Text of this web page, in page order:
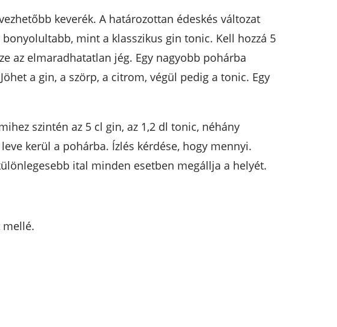
keverék. A határozottan édeskés változat
mint a klasszikus gin tonic. Kell hozzá 5
az elmaradhatatlan jég. Egy nagyobb pohárba
a gin, a szörp, a citrom, végül pedig a tonic. Egy
szintén az 5 cl gin, az 1,2 dl tonic, néhány
kerül a pohárba. Ízlés kérdése, hogy mennyi.
ital minden esetben megállja a helyét.
mellé.